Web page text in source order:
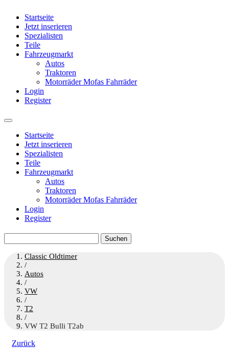
Startseite
Jetzt inserieren
Spezialisten
Teile
Fahrzeugmarkt
Autos
Traktoren
Motorräder Mofas Fahrräder
Login
Register
Startseite
Jetzt inserieren
Spezialisten
Teile
Fahrzeugmarkt
Autos
Traktoren
Motorräder Mofas Fahrräder
Login
Register
nach:
Classic Oldtimer
/
Autos
/
VW
/
T2
/
VW T2 Bulli T2ab
Zurück